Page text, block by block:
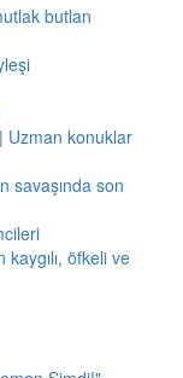
butlan
Uzman konuklar
savaşında son
öfkeli ve